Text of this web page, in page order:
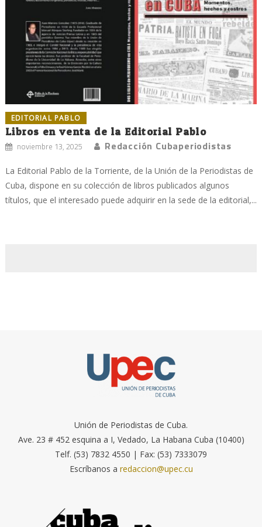
EDITORIAL PABLO
Libros en venta de la Editorial Pablo
noviembre 13, 2025 Redacción Cubaperiodistas
La Editorial Pablo de la Torriente, de la Unión de la Periodistas de
Cuba, dispone en su colección de libros publicados algunos
títulos, que el interesado puede adquirir en la sede de la editorial,...
Unión de Periodistas de Cuba.
Ave. 23 # 452 esquina a I, Vedado, La Habana Cuba (10400)
Telf. (53) 7832 4550 | Fax: (53) 7333079
Escríbanos a redaccion@upec.cu